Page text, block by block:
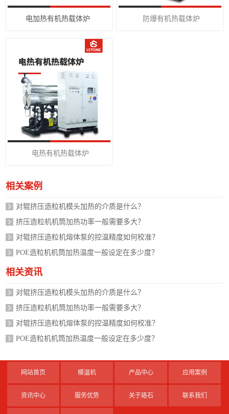
电加热有机热载体炉 防爆有机热载体炉
电热有机热载体炉
相关案例
对辊挤压造粒机模头加热的介质是什么？
挤压造粒机机筒加热功率一般需要多大？
对辊挤压造粒机熔体泵的控温精度如何校准？
POE造粒机机筒加热温度一般设定在多少度？
相关资讯
对辊挤压造粒机模头加热的介质是什么？
挤压造粒机机筒加热功率一般需要多大？
对辊挤压造粒机熔体泵的控温精度如何校准？
POE造粒机机筒加热温度一般设定在多少度？
网站首页 模温机 产品中心 应用案例
资讯中心 服务优势 关于珞石 联系我们